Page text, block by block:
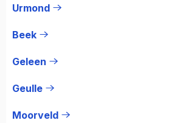
Urmond
Beek
Geleen
Geulle
Moorveld